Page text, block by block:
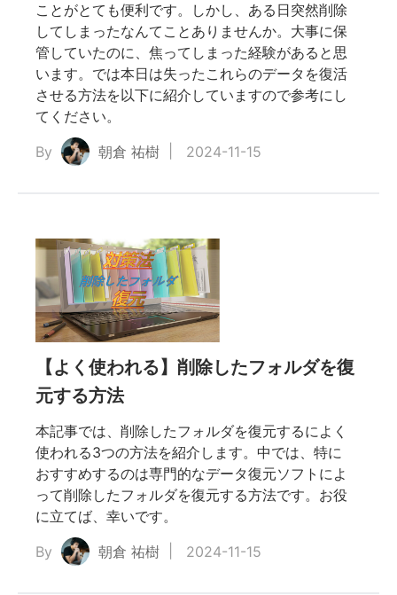
ことがとても便利です。しかし、ある日突然削除
してしまったなんてことありませんか。大事に保
管していたのに、焦ってしまった経験があると思
います。では本日は失ったこれらのデータを復活
させる方法を以下に紹介していますので参考にし
てください。
By
朝倉 祐樹 2024-11-15
【よく使われる】削除したフォルダを復
元する方法
本記事では、削除したフォルダを復元するによく
使われる3つの方法を紹介します。中では、特に
おすすめするのは専門的なデータ復元ソフトによ
って削除したフォルダを復元する方法です。お役
に立てば、幸いです。
By
朝倉 祐樹 2024-11-15